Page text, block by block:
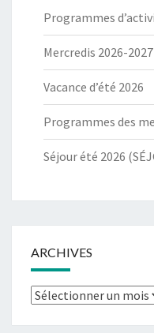
Programmes
Mercredis 2026-2027
Vacance d’été 2026
Programmes des
Séjour été 2026
ARCHIVES
Archives